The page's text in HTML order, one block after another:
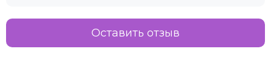
Оставить отзыв